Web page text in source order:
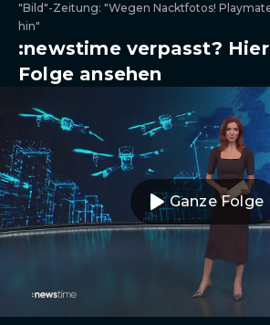
"Bild"-Zeitung: "Wegen Nacktfotos!
hin"
:newstime verpasst?
Folge ansehen
Ganze Folge